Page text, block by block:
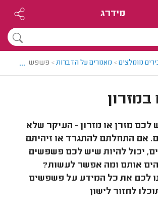
מידרג
מומלצים> מאמרים על הדברות> פשפשים במזרון
...
לכם מזרן או מזרון - העיקר שלא
אם התחלתם להתגרד או זיהיתם
יכול להיות שיש לכם פשפשים
אותם ומה אפשר לעשות?
לכם את כל המידע על פשפשים
לחזור לישון